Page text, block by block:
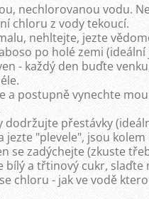
nechlorovanou vodu.
chloru z vody tekoucí.
nehltejte, jezte
po holé zemi (ideální
- každý den buďte
a postupně vynechte
dodržujte přestávky
jezte "plevele", jsou
se zadýchejte (zkuste
bílý a třtinový cukr,
chloru - jak ve vodě